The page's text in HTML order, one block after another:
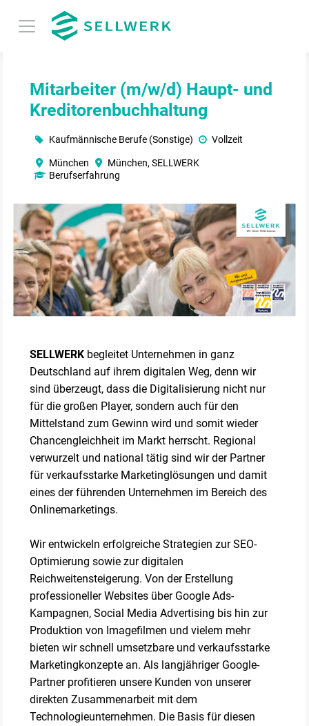
Mitarbeiter (m/w/d) Haupt- und
Kreditorenbuchhaltung
München
München, SELLWERK
Berufserfahrung
Kaufmännische Berufe (Sonstige) Vollzeit
SELLWERK begleitet Unternehmen in ganz
Deutschland auf ihrem digitalen Weg, denn wir
sind überzeugt, dass die Digitalisierung nicht nur
für die großen Player, sondern auch für den
Mittelstand zum Gewinn wird und somit wieder
Chancengleichheit im Markt herrscht. Regional
verwurzelt und national tätig sind wir der Partner
für verkaufsstarke Marketinglösungen und damit
eines der führenden Unternehmen im Bereich des
Onlinemarketings.
Wir entwickeln erfolgreiche Strategien zur SEO-
Optimierung sowie zur digitalen
Reichweitensteigerung. Von der Erstellung
professioneller Websites über Google Ads-
Kampagnen, Social Media Advertising bis hin zur
Produktion von Imagefilmen und vielem mehr
bieten wir schnell umsetzbare und verkaufsstarke
Marketingkonzepte an. Als langjähriger Google-
Partner profitieren unsere Kunden von unserer
direkten Zusammenarbeit mit dem
Technologieunternehmen. Die Basis für diesen